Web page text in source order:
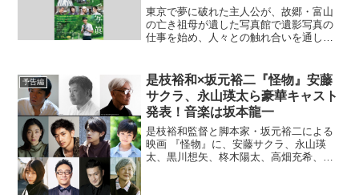
東京で夢に破れた主人公が、故郷・富山
の亡き祖母が遺した写真館で遺影写真の
仕事を始め、人々との触れ合いを通して
この度予告編が解禁された。主演は『パ
ンとバスと 2 度...
予告編
是枝裕和×坂元裕二『怪物』安藤
サクラ、永山瑛太ら豪華キャスト
発表！音楽は坂本龍一
是枝裕和監督と脚本家・坂元裕二による
映画 『怪物』に、安藤サクラ、永山瑛
太、黒川想矢、柊木陽太、高畑充希、角